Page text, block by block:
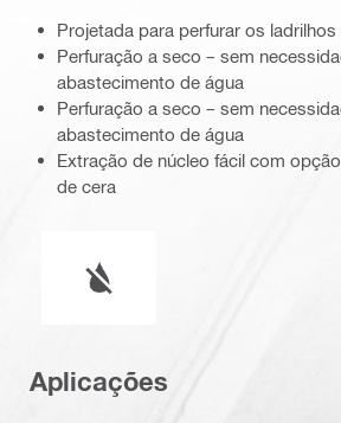
Projetada para perfurar os
Perfuração a seco – sem
abastecimento de água
Perfuração a seco – sem
abastecimento de água
Extração de núcleo fácil com
de cera
Aplicações